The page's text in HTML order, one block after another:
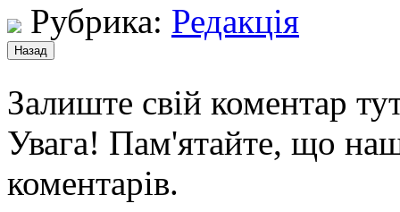
Рубрика: Редакція
Залиште свій коментар
Увага! Пам'ятайте, що
коментарів.